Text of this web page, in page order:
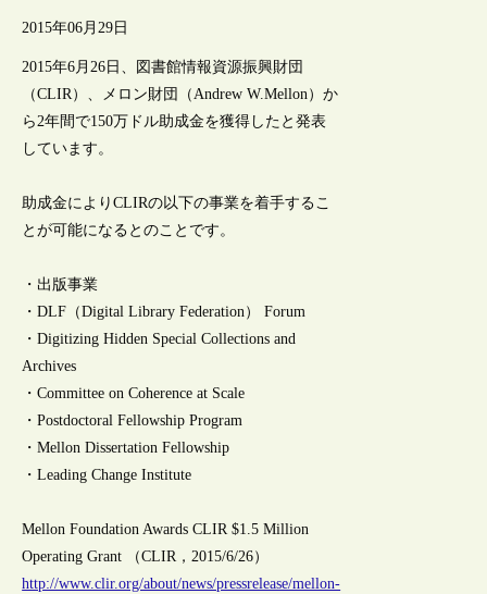
2015年06月29日
2015年6月26日、図書館情報資源振興財団
（CLIR）、メロン財団（Andrew W.Mellon）か
ら2年間で150万ドル助成金を獲得したと発表
しています。
助成金によりCLIRの以下の事業を着手するこ
とが可能になるとのことです。
・出版事業
・DLF（Digital Library Federation） Forum
・Digitizing Hidden Special Collections and
Archives
・Committee on Coherence at Scale
・Postdoctoral Fellowship Program
・Mellon Dissertation Fellowship
・Leading Change Institute
Mellon Foundation Awards CLIR $1.5 Million
Operating Grant （CLIR，2015/6/26）
http://www.clir.org/about/news/pressrelease/mellon-